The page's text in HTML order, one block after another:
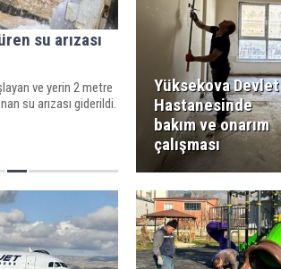
su arızası
ve yerin 2 metre
su arızası giderildi.
Yüksekova Devlet
Hastanesinde
bakım ve onarım
çalışması